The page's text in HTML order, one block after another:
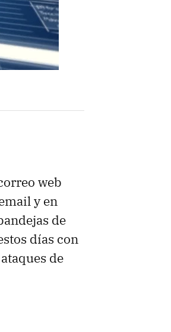
web
y en
de
días con
de